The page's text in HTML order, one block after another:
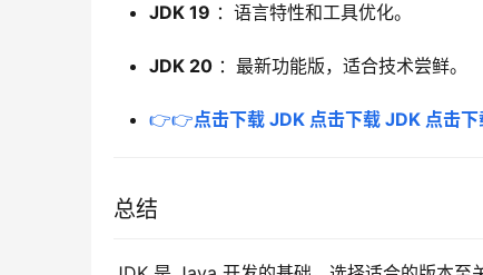
JDK 19 ：语言特性和工具优化。
JDK 20 ：最新功能版，适合技术尝鲜。
👉👉点击下载 JDK 点击下载 JDK 点击
总结